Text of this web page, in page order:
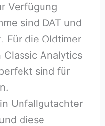
Verfügung
sind DAT und
Für die Oldtimer
Analytics
sind für
Unfallgutachter
diese